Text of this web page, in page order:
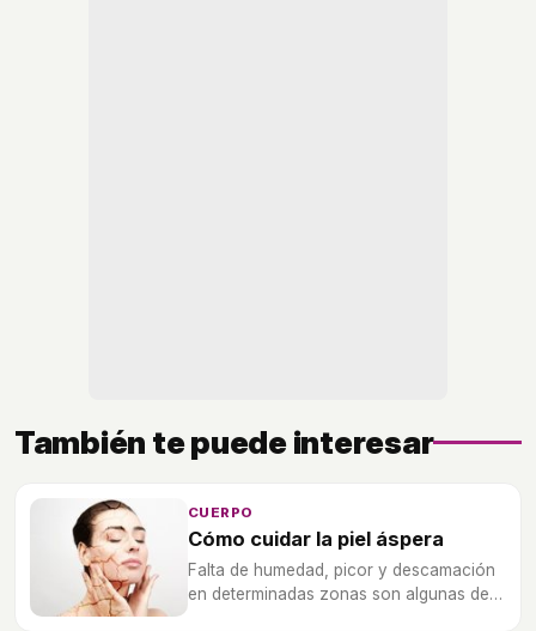
También te puede interesar
CUERPO
Cómo cuidar la piel áspera
Falta de humedad, picor y descamación
en determinadas zonas son algunas de